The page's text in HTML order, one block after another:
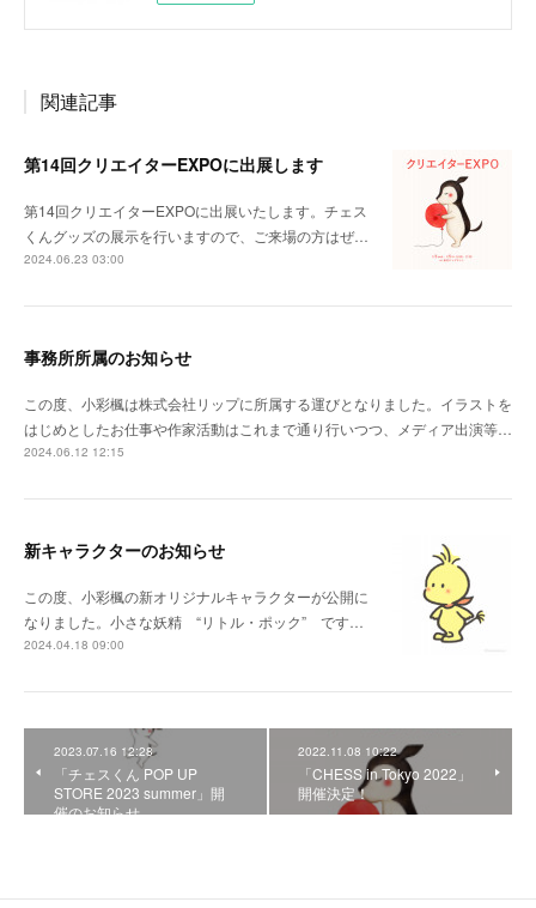
関連記事
第14回クリエイターEXPOに出展します
第14回クリエイターEXPOに出展いたします。チェス
くんグッズの展示を行いますので、ご来場の方はぜ…
2024.06.23 03:00
事務所所属のお知らせ
この度、小彩楓は株式会社リップに所属する運びとなりました。イラストを
はじめとしたお仕事や作家活動はこれまで通り行いつつ、メディア出演等…
2024.06.12 12:15
新キャラクターのお知らせ
この度、小彩楓の新オリジナルキャラクターが公開に
なりました。小さな妖精 “リトル・ポック” です…
2024.04.18 09:00
2023.07.16 12:28
「チェスくん POP UP
STORE 2023 summer」開
催のお知らせ
2022.11.08 10:22
「CHESS in Tokyo 2022」
開催決定！